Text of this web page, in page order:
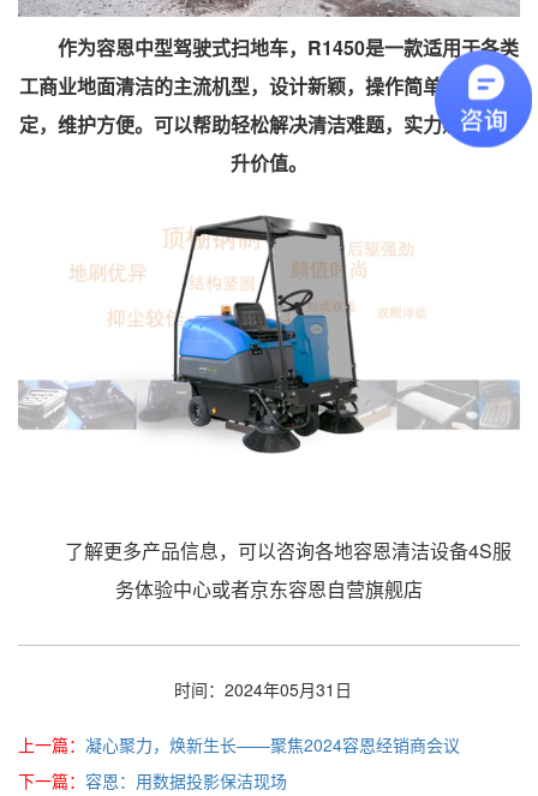
作为容恩中型驾驶式扫地车，R1450是一款适用于各类
工商业地面清洁的主流机型，设计新颖，操作简单，质量稳
定，维护方便。可以帮助轻松解决清洁难题，实力赋能，提
升价值。
了解更多产品信息，可以咨询各地容恩清洁设备4S服
务体验中心或者京东容恩自营旗舰店
时间：2024年05月31日
上一篇： 凝心聚力，焕新生长——聚焦2024容恩经销商会议
下一篇： 容恩：用数据投影保洁现场